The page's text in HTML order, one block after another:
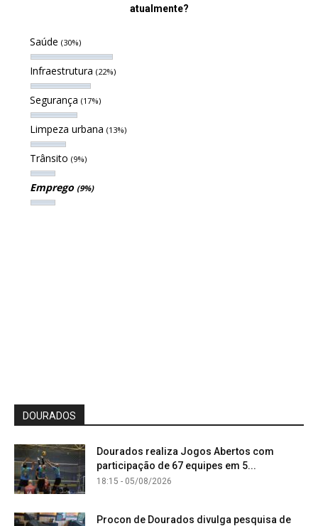
atualmente?
Saúde (30%)
Infraestrutura (22%)
Segurança (17%)
Limpeza urbana (13%)
Trânsito (9%)
Emprego (9%)
DOURADOS
Dourados realiza Jogos Abertos com
participação de 67 equipes em 5...
18:15 - 05/08/2026
Procon de Dourados divulga pesquisa de